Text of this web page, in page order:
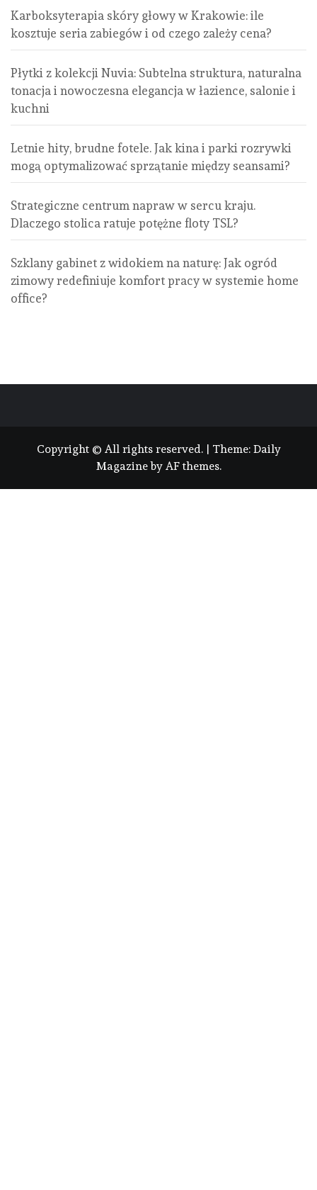
Karboksyterapia skóry głowy w Krakowie: ile
kosztuje seria zabiegów i od czego zależy cena?
Płytki z kolekcji Nuvia: Subtelna struktura, naturalna
tonacja i nowoczesna elegancja w łazience, salonie i
kuchni
Letnie hity, brudne fotele. Jak kina i parki rozrywki
mogą optymalizować sprzątanie między seansami?
Strategiczne centrum napraw w sercu kraju.
Dlaczego stolica ratuje potężne floty TSL?
Szklany gabinet z widokiem na naturę: Jak ogród
zimowy redefiniuje komfort pracy w systemie home
office?
Copyright © All rights reserved. | Theme: Daily
Magazineby AF themes.